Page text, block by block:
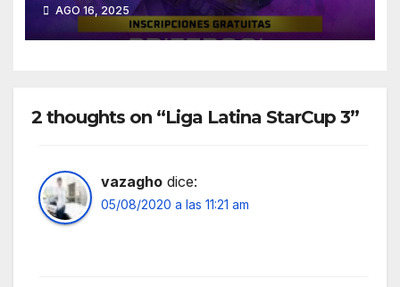
AGO 16, 2025
2 thoughts on “Liga Latina StarCup 3”
vazagho dice:
05/08/2020 a las 11:21 am